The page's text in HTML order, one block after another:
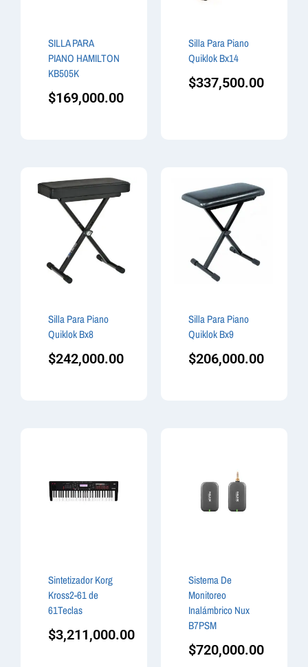
SILLA PARA
PIANO HAMILTON
KB505K
$169,000.00
Silla Para Piano
Quiklok Bx14
$337,500.00
Silla Para Piano
Quiklok Bx8
$242,000.00
Silla Para Piano
Quiklok Bx9
$206,000.00
Sintetizador Korg
Kross2-61 de
61Teclas
$3,211,000.00
Sistema De
Monitoreo
Inalámbrico Nux
B7PSM
$720,000.00